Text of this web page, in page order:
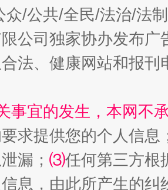
”的免责幌子
段成刚被判无期 从幼
众/公共/全民/法治/法
限公司独家协办发布
法、健康网站和报
事宜的发生，本网不
求提供您的个人信息
漏； ⑶任何第三方根
息，由此所产生的纠